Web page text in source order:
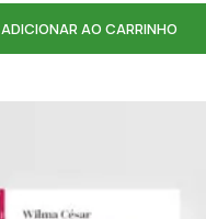
ADICIONAR AO CARRINHO